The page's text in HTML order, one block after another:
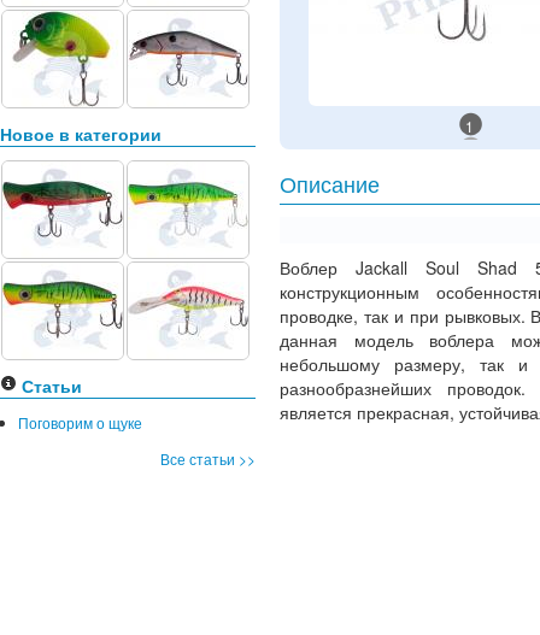
Новое в категории
Статьи
Поговорим о щуке
Все статьи >>
1
Описание
Воблер Jackall Soul Shad
конструкционным
проводке, так и при рывковых.
данная модель воблера
небольшому размеру, так и
разнообразнейших
является прекрасная,